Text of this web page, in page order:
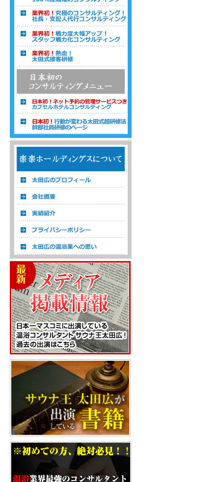
温浴経営コンサルタント 株式会社楽楽ホ